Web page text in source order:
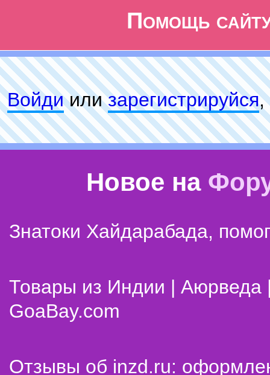
Помощь
Войдиилизарeгиcтpируйся,
Новое на
Знатоки Хайдарабада,
Товары из Индии | Аюрведа
GoaBay.com
Отзывы об inzd.ru: